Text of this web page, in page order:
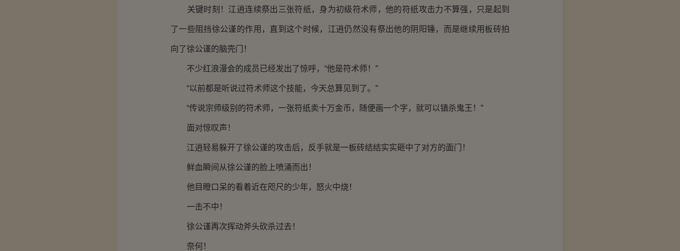
关键时刻！江逍连续祭出三张符纸，身为初级符术师，他的符纸攻击力不算强，只是起到
了一些阻挡徐公谨的作用，直到这个时候，江逍仍然没有祭出他的阴阳锤，而是继续用板砖拍
向了徐公谨的脑壳门！
不少红浪漫会的成员已经发出了惊呼，“他是符术师！”
“以前都是听说过符术师这个技能，今天总算见到了。”
“传说宗师级别的符术师，一张符纸卖十万金币，随便画一个字，就可以镇杀鬼王！”
面对惊叹声！
江逍轻易躲开了徐公谨的攻击后，反手就是一板砖结结实实砸中了对方的面门！
鲜血瞬间从徐公谨的脸上喷涌而出！
他目瞪口呆的看着近在咫尺的少年，怒火中烧！
一击不中！
徐公谨再次挥动斧头砍杀过去！
奈何！